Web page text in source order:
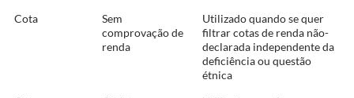
Cota
Sem
comprovação de
renda
Utilizado quando se quer
filtrar cotas de renda não-
declarada independente da
deficiência ou questão
étnica